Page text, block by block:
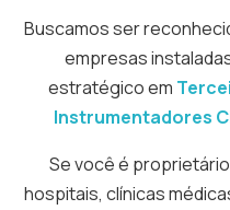
Buscamos ser
empresas
estratégico em
Instrumentadores
Se você é
hospitais, clínicas